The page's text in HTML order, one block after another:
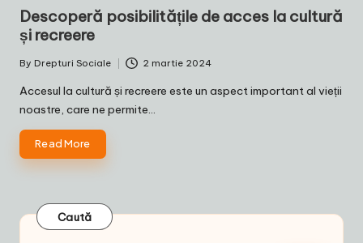
Descoperă posibilitățile de acces la cultură
și recreere
Posted
by
By Drepturi Sociale 2 martie 2024
Accesul la cultură și recreere este un aspect important al vieții
noastre, care ne permite…
Read More
Caută